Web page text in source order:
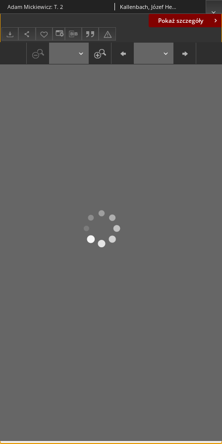
Pokaż szczegóły
Adam Mickiewicz: T. 2 Kallenbach, Józef Henryk